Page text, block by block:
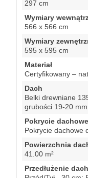
297 cm
Wymiary
566 x 566 cm
Wymiary
595 x 595 cm
Materiał
Certyfikowany –
Dach
Belki drewniane
grubości 19-20 mm
Pokrycie dachowe
Pokrycie dachowe
Powierzchnia
41.00 m²
Przedłużenie